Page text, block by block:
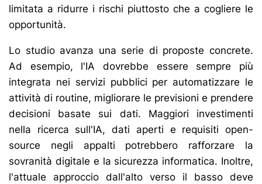
limitata a ridurre i rischi piuttosto che a cogliere le
opportunità.
Lo studio avanza una serie di proposte concrete.
Ad esempio, l'IA dovrebbe essere sempre più
integrata nei servizi pubblici per automatizzare le
attività di routine, migliorare le previsioni e prendere
decisioni basate sui dati. Maggiori investimenti
nella ricerca sull'IA, dati aperti e requisiti open-
source negli appalti potrebbero rafforzare la
sovranità digitale e la sicurezza informatica. Inoltre,
l'attuale approccio dall'alto verso il basso deve